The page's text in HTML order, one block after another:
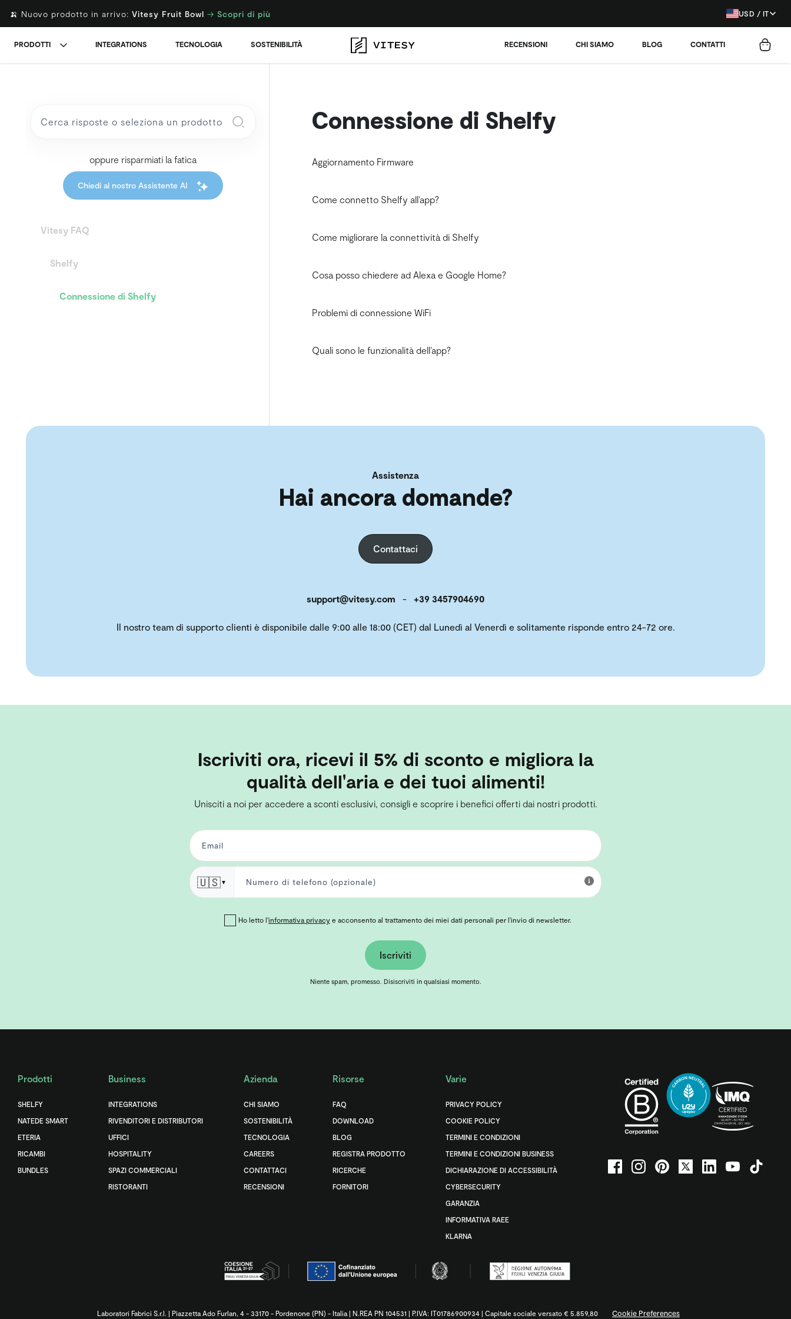
🍌 Nuovo prodotto in arrivo: Vitesy Fruit Bowl → Scopri di più USD / IT
PRODOTTI INTEGRATIONS TECNOLOGIA SOSTENIBILITÀ RECENSIONI CHI SIAMO BLOG CONTATTI
oppure risparmiati la fatica
Chiedi al nostro Assistente AI
Vitesy FAQ
Shelfy
Connessione di Shelfy
Connessione di Shelfy
Aggiornamento Firmware
Come connetto Shelfy all’app?
Come migliorare la connettività di Shelfy
Cosa posso chiedere ad Alexa e Google Home?
Problemi di connessione WiFi
Quali sono le funzionalità dell’app?
Assistenza
Hai ancora domande?
Contattaci
support@vitesy.com - +39 3457904690
Il nostro team di supporto clienti è disponibile dalle 9:00 alle 18:00 (CET) dal Lunedì al Venerdì e solitamente risponde entro 24-72 ore.
Iscriviti ora, ricevi il 5% di sconto e migliora la
qualità dell'aria e dei tuoi alimenti!
Unisciti a noi per accedere a sconti esclusivi, consigli e scoprire i benefici offerti dai nostri prodotti.
🇺🇸▼
Ho letto l'informativa privacy e acconsento al trattamento dei miei dati personali per l'invio di newsletter.
Iscriviti
Niente spam, promesso. Disiscriviti in qualsiasi momento.
Prodotti
SHELFY
NATEDE SMART
ETERIA
RICAMBI
BUNDLES
Business
INTEGRATIONS
RIVENDITORI E DISTRIBUTORI
UFFICI
HOSPITALITY
SPAZI COMMERCIALI
RISTORANTI
Azienda
CHI SIAMO
SOSTENIBILITÀ
TECNOLOGIA
CAREERS
CONTATTACI
RECENSIONI
Risorse
FAQ
DOWNLOAD
BLOG
REGISTRA PRODOTTO
RICERCHE
FORNITORI
Varie
PRIVACY POLICY
COOKIE POLICY
TERMINI E CONDIZIONI
TERMINI E CONDIZIONI BUSINESS
DICHIARAZIONE DI ACCESSIBILITÀ
CYBERSECURITY
GARANZIA
INFORMATIVA RAEE
KLARNA
Laboratori Fabrici S.r.l. | Piazzetta Ado Furlan, 4 - 33170 - Pordenone (PN) - Italia | N.REA PN 104531 | P.IVA: IT01786900934 | Capitale sociale versato € 5.859,80 Cookie Preferences